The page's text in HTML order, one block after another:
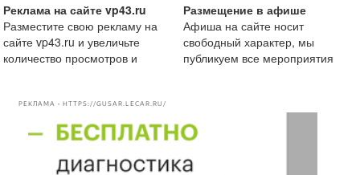
Реклама на сайте vp43.ru
Разместите свою рекламу на
сайте vp43.ru и увеличьте
количество просмотров и
Размещение в афише
Афиша на сайте носит
свободный характер, мы
публикуем все мероприятия
РЕКЛАМА • HTTPS://GUSAR.LECAR.RU/